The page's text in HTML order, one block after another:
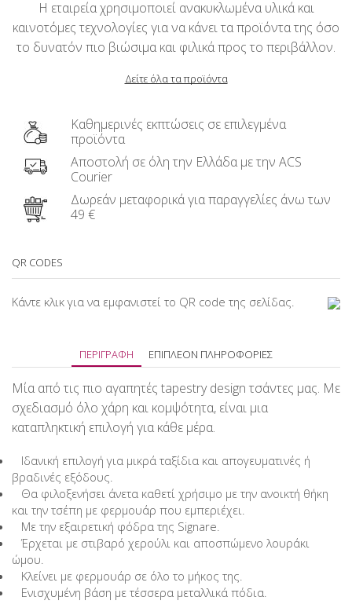
Η εταιρεία χρησιμοποιεί ανακυκλωμένα υλικά και
καινοτόμες τεχνολογίες για να κάνει τα προϊόντα της όσο
το δυνατόν πιο βιώσιμα και φιλικά προς το περιβάλλον.
Δείτε όλα τα προϊόντα
Καθημερινές εκπτώσεις σε επιλεγμένα
προϊόντα
Αποστολή σε όλη την Ελλάδα με την ACS
Courier
Δωρεάν μεταφορικά για παραγγελίες άνω των
49 €
QR CODES
Κάντε κλικ για να εμφανιστεί το QR code της σελίδας.
ΠΕΡΙΓΡΑΦΉ ΕΠΙΠΛΈΟΝ ΠΛΗΡΟΦΟΡΊΕΣ
Μία από τις πιο αγαπητές tapestry design τσάντες μας. Με
σχεδιασμό όλο χάρη και κομψότητα, είναι μια
καταπληκτική επιλογή για κάθε μέρα.
Ιδανική επιλογή για μικρά ταξίδια και απογευματινές ή
βραδινές εξόδους.
Θα φιλοξενήσει άνετα καθετί χρήσιμο με την ανοικτή θήκη
και την τσέπη με φερμουάρ που εμπεριέχει.
Με την εξαιρετική φόδρα της Signare.
Έρχεται με στιβαρό χερούλι και αποσπώμενο λουράκι
ώμου.
Κλείνει με φερμουάρ σε όλο το μήκος της.
Ενισχυμένη βάση με τέσσερα μεταλλικά πόδια.